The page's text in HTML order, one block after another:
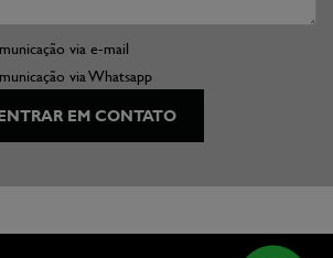
via e-mail
via Whatsapp
EM CONTATO